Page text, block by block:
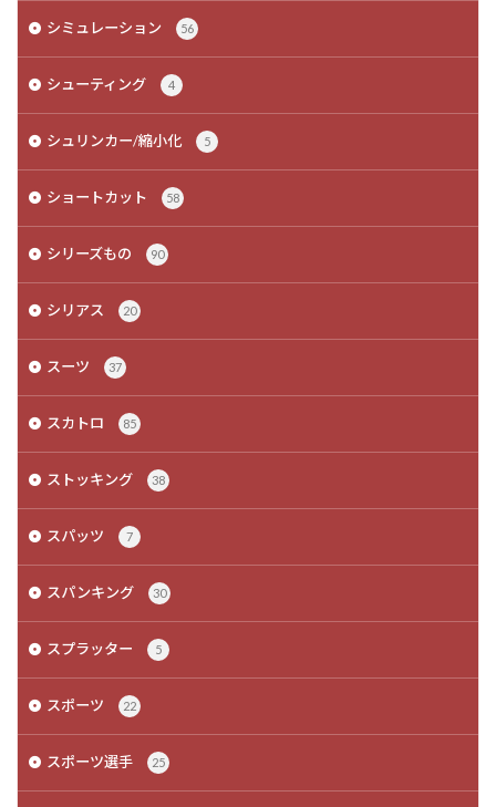
シミュレーション 56
シューティング 4
シュリンカー/縮小化 5
ショートカット 58
シリーズもの 90
シリアス 20
スーツ 37
スカトロ 85
ストッキング 38
スパッツ 7
スパンキング 30
スプラッター 5
スポーツ 22
スポーツ選手 25